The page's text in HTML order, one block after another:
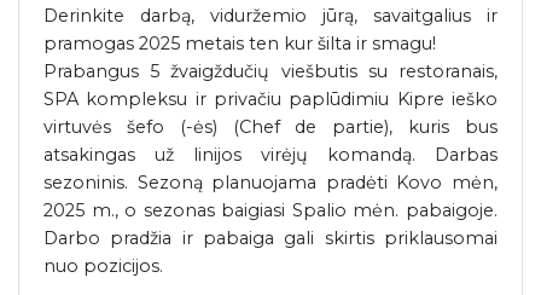
Derinkite darbą, viduržemio jūrą, savaitgalius ir
pramogas 2025 metais ten kur šilta ir smagu!
Prabangus 5 žvaigždučių viešbutis su restoranais,
SPA kompleksu ir privačiu paplūdimiu Kipre ieško
virtuvės šefo (-ės) (Chef de partie), kuris bus
atsakingas už linijos virėjų komandą. Darbas
sezoninis. Sezoną planuojama pradėti Kovo mėn,
2025 m., o sezonas baigiasi Spalio mėn. pabaigoje.
Darbo pradžia ir pabaiga gali skirtis priklausomai
nuo pozicijos.